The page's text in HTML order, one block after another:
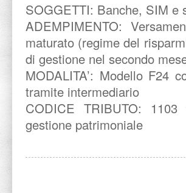
SOGGETTI: Banche, SIM e
ADEMPIMENTO:
maturato (regime del
di gestione nel secondo
MODALITA’: Modello F24
tramite intermediario
CODICE TRIBUTO:
gestione patrimoniale